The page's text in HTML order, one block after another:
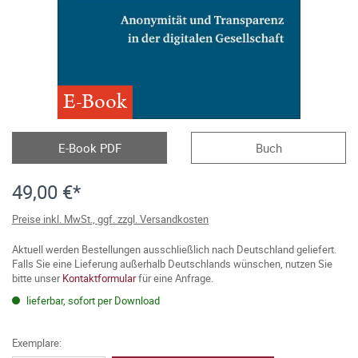
E-Book
E-Book PDF Buch
49,00 €*
Preise inkl. MwSt., ggf. zzgl. Versandkosten
Aktuell werden Bestellungen ausschließlich nach Deutschland geliefert.
Falls Sie eine Lieferung außerhalb Deutschlands wünschen, nutzen Sie
bitte unserKontaktformularfür eine Anfrage.
lieferbar, sofort per Download
Exemplare: